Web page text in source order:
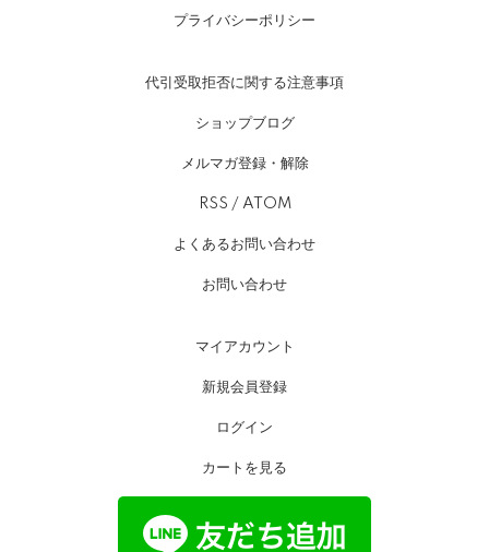
プライバシーポリシー
代引受取拒否に関する注意事項
ショップブログ
メルマガ登録・解除
RSS / ATOM
よくあるお問い合わせ
お問い合わせ
マイアカウント
新規会員登録
ログイン
カートを見る